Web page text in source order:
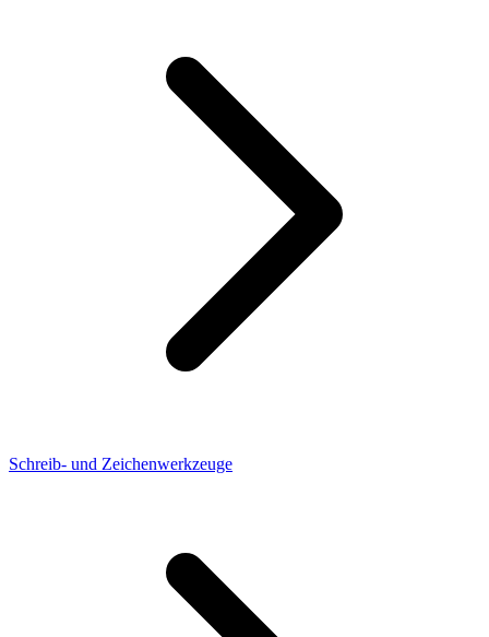
Schreib- und Zeichenwerkzeuge